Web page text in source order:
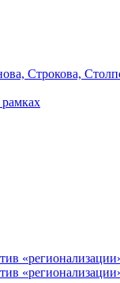
Строкова,